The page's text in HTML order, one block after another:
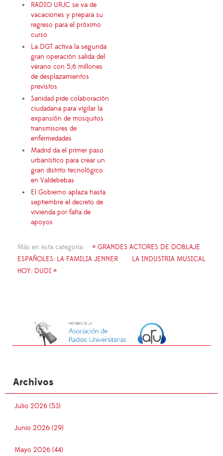
RADIO URJC se va de
vacaciones y prepara su
regreso para el próximo
curso
La DGT activa la segunda
gran operación salida del
verano con 5,6 millones
de desplazamientos
previstos
Sanidad pide colaboración
ciudadana para vigilar la
expansión de mosquitos
transmisores de
enfermedades
Madrid da el primer paso
urbanístico para crear un
gran distrito tecnológico
en Valdebebas
El Gobierno aplaza hasta
septiembre el decreto de
vivienda por falta de
apoyos
Más en esta categoría:
« GRANDES ACTORES DE DOBLAJE
ESPAÑOLES: LA FAMILIA JENNER
LA INDUSTRIA MUSICAL
HOY: DUDI »
Archivos
Julio 2026 (53)
Junio 2026 (29)
Mayo 2026 (44)